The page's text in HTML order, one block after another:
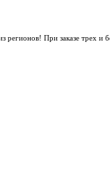
регионов! При заказе трех и